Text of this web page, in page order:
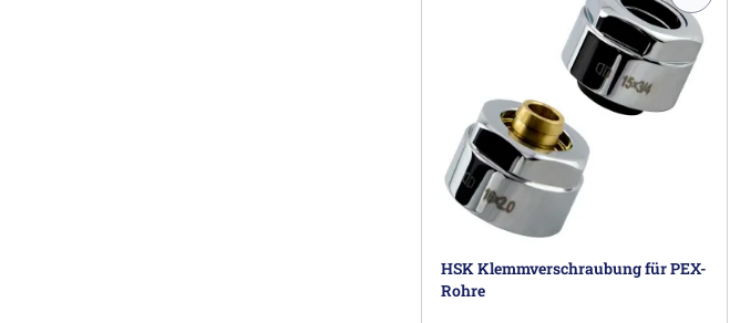
HSK Klemmverschraubung für PEX-
Rohre